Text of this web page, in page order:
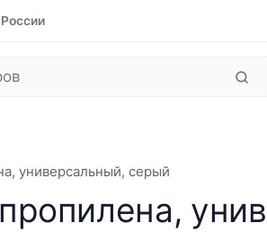
универсальный, серый